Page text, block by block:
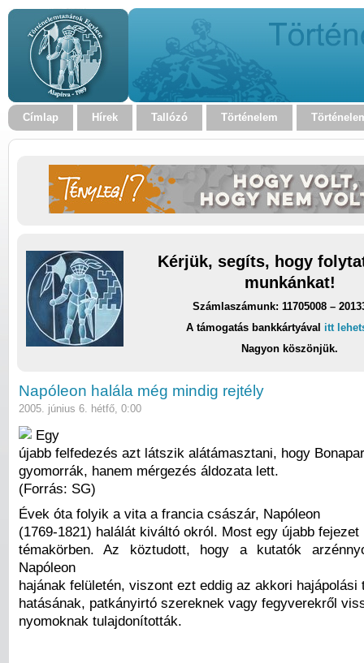
Címlap Hírek Tallózó Történelem
Kérjük, segíts, hogy
munkánkat!
Számlaszámunk: 11705008 –
A támogatás bankkártyával itt
Nagyon köszönjük.
Napóleon halála még mindig rejtély
2005. június 6. hétfő, 0:00
Egy
újabb felfedezés azt látszik alátámasztani, hogy
gyomorrák, hanem mérgezés áldozata lett.
(Forrás: SG)
Évek óta folyik a vita a francia császár, Napóleon
(1769-1821) halálát kiváltó okról. Most egy újabb
témakörben. Az köztudott, hogy a kutatók
Napóleon
hajának felületén, viszont ezt eddig az akkori hajápolási
hatásának, patkányirtó szereknek vagy fegyverekről
nyomoknak tulajdonították.